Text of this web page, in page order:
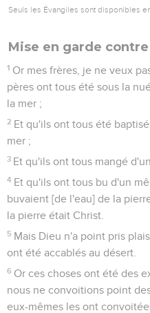
Seuls les Évangiles sont disponibles
Mise en garde
1 Or mes frères, je ne veux
pères ont tous été sous la
la mer ;
2 Et qu'ils ont tous été
mer ;
3 Et qu'ils ont tous mangé
4 Et qu'ils ont tous bu d'un
buvaient [de l'eau] de la
la pierre était Christ.
5 Mais Dieu n'a point pris
ont été accablés au désert.
6 Or ces choses ont été des
nous ne convoitions point
eux-mêmes les ont